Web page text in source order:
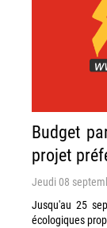
Budget
projet
Jeudi 08
Jusqu'au 25
écologiques